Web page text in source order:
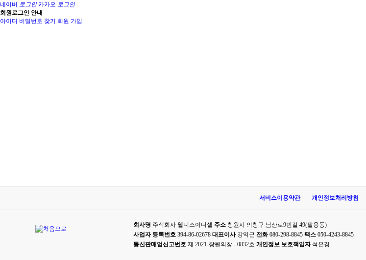
네이버 로그인 카카오 로그인
회원로그인 안내
아이디 비밀번호 찾기
회원 가입
서비스이용약관 개인정보처리방침
회사명 주식회사 웰니스이너셀 주소 창원시 의창구 남산로9번길 49(팔용동)
사업자 등록번호 394-86-02678 대표이사강익근 전화080-298-8845 팩스 050-4243-8845
통신판매업신고번호 제 2021-창원의창 - 0832호 개인정보 보호책임자석은경